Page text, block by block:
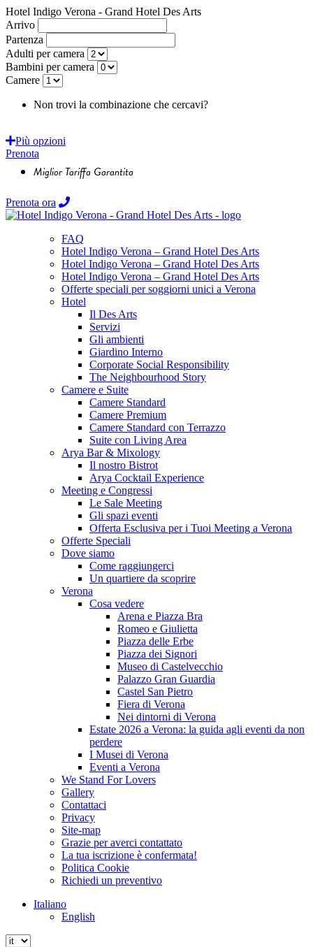
Hotel Indigo Verona - Grand Hotel Des Arts
Arrivo
Partenza
Adulti per camera
Bambini per camera
Camere
Non trovi la combinazione che cercavi?
Più opzioni
Prenota
Miglior Tariffa Garantita
Prenota ora
FAQ
Hotel Indigo Verona – Grand Hotel Des Arts
Hotel Indigo Verona – Grand Hotel Des Arts
Hotel Indigo Verona – Grand Hotel Des Arts
Offerte speciali per soggiorni unici a Verona
Hotel
Il Des Arts
Servizi
Gli ambienti
Giardino Interno
Corporate Social Responsibility
The Neighbourhood Story
Camere e Suite
Camere Standard
Camere Premium
Camere Standard con Terrazzo
Suite con Living Area
Arya Bar & Mixology
Il nostro Bistrot
Arya Cocktail Experience
Meeting e Congressi
Le Sale Meeting
Gli spazi eventi
Offerta Esclusiva per i Tuoi Meeting a Verona
Offerte Speciali
Dove siamo
Come raggiungerci
Un quartiere da scoprire
Verona
Cosa vedere
Arena e Piazza Bra
Romeo e Giulietta
Piazza delle Erbe
Piazza dei Signori
Museo di Castelvecchio
Palazzo Gran Guardia
Castel San Pietro
Fiera di Verona
Nei dintorni di Verona
Estate 2026 a Verona: la guida agli eventi da non
perdere
I Musei di Verona
Eventi a Verona
We Stand For Lovers
Gallery
Contattaci
Privacy
Site-map
Grazie per averci contattato
La tua iscrizione è confermata!
Politica Cookie
Richiedi un preventivo
Italiano
English